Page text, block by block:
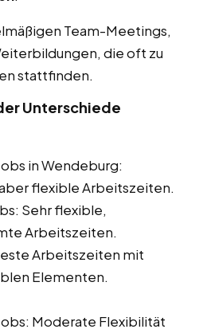
Team-Meetings,
die oft zu
stattfinden.
Unterschiede
in Wendeburg:
flexible Arbeitszeiten.
Sehr flexible,
Arbeitszeiten.
Arbeitszeiten mit
Elementen.
Moderate Flexibilität